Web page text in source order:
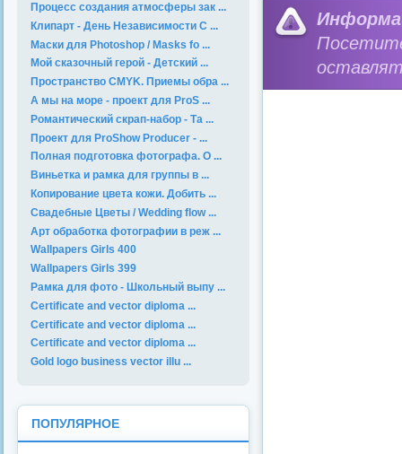
Процесс создания атмосферы зак ...
Клипарт - День Независимости С ...
Маски для Photoshop / Masks fo ...
Мой сказочный герой - Детский ...
Пространство CMYK. Приемы обра ...
А мы на море - проект для ProS ...
Романтический скрап-набор - Та ...
Проект для ProShow Producer - ...
Полная подготовка фотографа. О ...
Виньетка и рамка для группы в ...
Копирование цвета кожи. Добить ...
Свадебные Цветы / Wedding flow ...
Арт обработка фотографии в реж ...
Wallpapers Girls 400
Wallpapers Girls 399
Рамка для фото - Школьный выпу ...
Certificate and vector diploma ...
Certificate and vector diploma ...
Certificate and vector diploma ...
Gold logo business vector illu ...
ПОПУЛЯРНОЕ